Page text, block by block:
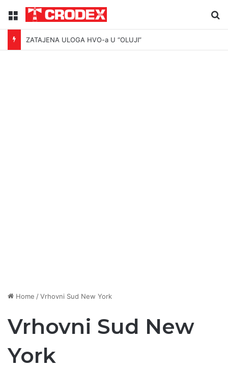
Menu
ZATAJENA ULOGA HVO-a U “OLUJI”
Home /Vrhovni Sud New York
Vrhovni Sud New
York